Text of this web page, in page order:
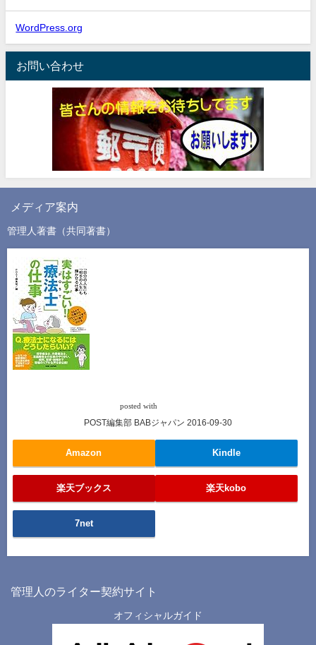
WordPress.org
お問い合わせ
メディア案内
管理人著書（共同著書）
posted with
POST編集部 BABジャパン 2016-09-30
Amazon Kindle
楽天ブックス 楽天kobo
7net
管理人のライター契約サイト
オフィシャルガイド